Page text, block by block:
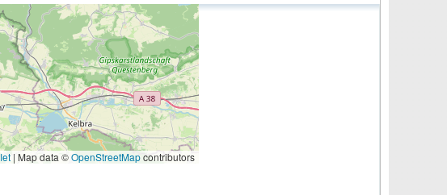
| Map data ©OpenStreetMapcontributors